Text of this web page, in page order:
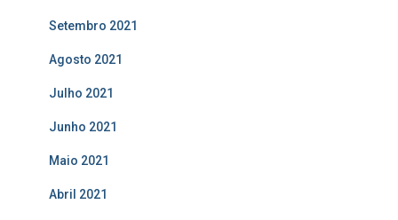
Setembro 2021
Agosto 2021
Julho 2021
Junho 2021
Maio 2021
Abril 2021